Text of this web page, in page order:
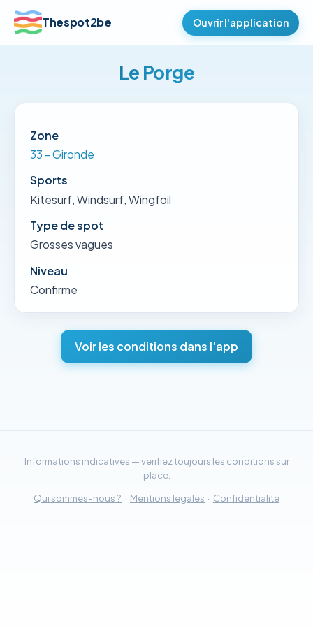
Thespot2be Ouvrir l'application
Le Porge
Zone
33 - Gironde
Sports
Kitesurf, Windsurf, Wingfoil
Type de spot
Grosses vagues
Niveau
Confirme
Voir les conditions dans l'app
Informations indicatives — verifiez toujours les conditions sur
place.
Qui sommes-nous ? · Mentions legales · Confidentialite